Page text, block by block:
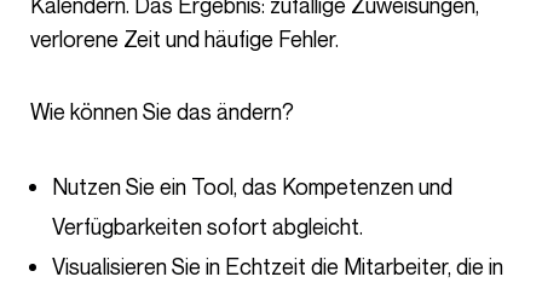
verlorene Zeit und häufige Fehler.
Wie können Sie das ändern?
Nutzen Sie ein Tool, das Kompetenzen und
Verfügbarkeiten sofort abgleicht.
Visualisieren Sie in Echtzeit die Mitarbeiter, die in